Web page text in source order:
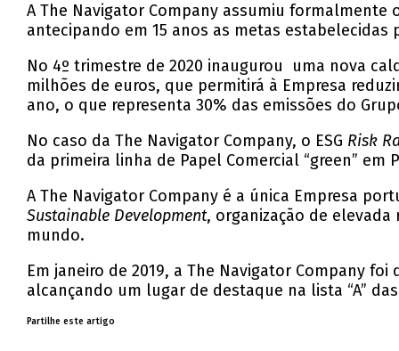
A The Navigator Company assumiu
antecipando em 15 anos as metas
No 4º trimestre de 2020 inaugurou uma nova
milhões de euros, que permitirá à Empresa
ano, o que representa 30% das emissões do
No caso da The Navigator Company, o ESG Risk
da primeira linha de Papel Comercial “green” em
A The Navigator Company é a única Empresa
Sustainable Development, organização de
mundo.
Em janeiro de 2019, a The Navigator Company
alcançando um lugar de destaque na lista “A”
Partilhe este artigo